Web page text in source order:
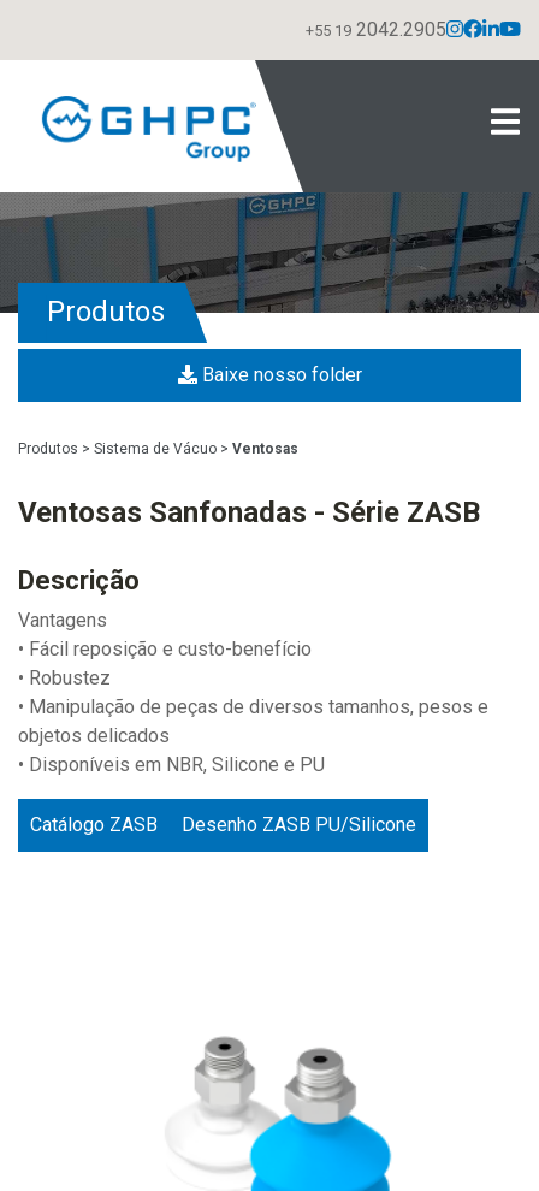
+55 19 2042.2905
Produtos
Baixe nosso folder
Produtos > Sistema de Vácuo > Ventosas
Ventosas Sanfonadas - Série ZASB
Descrição
Vantagens
• Fácil reposição e custo-benefício
• Robustez
• Manipulação de peças de diversos tamanhos, pesos e
objetos delicados
• Disponíveis em NBR, Silicone e PU
Catálogo ZASB Desenho ZASB PU/Silicone